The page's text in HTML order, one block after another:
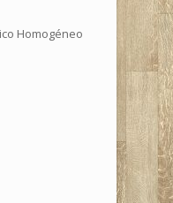
Homogéneo